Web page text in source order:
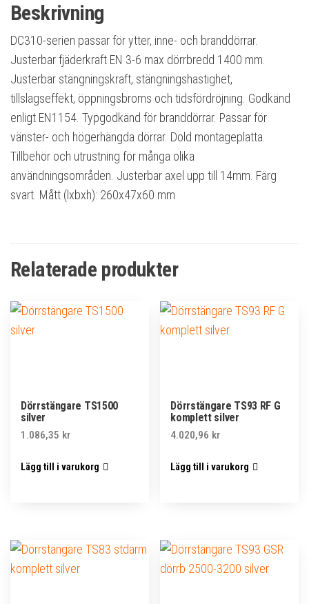
Beskrivning
DC310-serien passar för ytter, inne- och branddörrar.
Justerbar fjäderkraft EN 3-6 max dörrbredd 1400 mm.
Justerbar stängningskraft, stängningshastighet,
tillslagseffekt, öppningsbroms och tidsfördröjning. Godkänd
enligt EN1154. Typgodkänd för branddörrar. Passar för
vänster- och högerhängda dörrar. Dold montageplatta.
Tillbehör och utrustning för många olika
användningsområden. Justerbar axel upp till 14mm. Färg
svart. Mått (lxbxh): 260x47x60 mm
Relaterade produkter
Dörrstängare TS1500
silver
1.086,35 kr
Lägg till i varukorg
Dörrstängare TS93 RF G
komplett silver
4.020,96 kr
Lägg till i varukorg